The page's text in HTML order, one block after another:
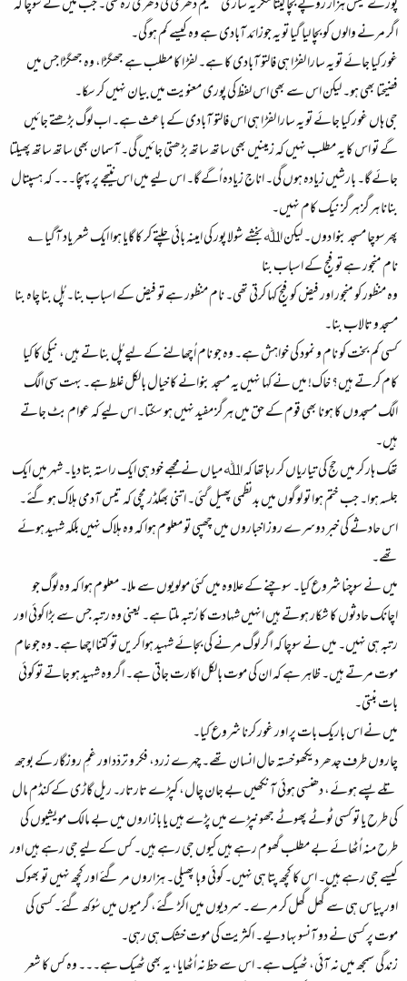
پورے تیس ہزار روپے بچا لیتا مگر یہ ساری سکیم دھری کی دھری رہ گئی۔ جب میں نے سوچا کہ
اگر مرنے والوں کو بچا لیا گیا تو یہ جوزائد آبادی ہے وہ کیسے کم ہو گی۔
غور کیا جائے تو یہ سارا لفڑا ہی فالتو آبادی کا ہے۔ لفڑا کا مطلب ہے جھگڑا، وہ جھگڑا جس میں
فضیحتا بھی ہو۔ لیکن اس سے بھی اس لفظ کی پوری معنویت میں بیان نہیں کر سکا۔
جی ہاں غور کیا جائے تو یہ سارا لفڑا ہی اس فالتو آبادی کے باعث ہے۔ اب لوگ بڑھتے جائیں
گے تو اس کا یہ مطلب نہیں کہ زمینیں بھی ساتھ ساتھ بڑھتی جائیں گی۔ آسمان بھی ساتھ ساتھ پھیلتا
جائے گا۔ بارشیں زیادہ ہوں گی۔ اناج زیادہ اُگے گا۔ اس لیے میں اس نتیجے پر پہنچا۔۔۔ کہ ہسپتال
بنانا ہرگز ہرگز نیک کام نہیں۔
پھرسوچا مسجد بنوا دوں۔ لیکن اﷲ بخشے شولا پور کی امینہ بائی چلتے کر کا گایا ہوا ایک شعر یاد آگیا ؂
نام منجور ہے تو فیج کے اسباب بنا
وہ منظور کو منجور اور فیض کو فیج کہا کرتی تھی۔ نام منظور ہے تو فیض کے اسباب بنا۔ پُٖل بنا چاہ بنا
مسجد و تالاب بنا۔
کسی کم بخت کو نام و نمود کی خواہش ہے۔ وہ جو نام اُچھالنے کے لیے پُل بناتے ہیں، نیکی کا کیا
کام کرتے ہیں؟ خاک! میں نے کہا نہیں یہ مسجد بنوانے کا خیال بالکل غلط ہے۔ بہت سی الگ
الگ مسجدوں کا ہونا بھی قوم کے حق میں ہرگز مفید نہیں ہو سکتا۔ اس لیے کہ عوام بٹ جاتے
ہیں۔
تھک ہار کر میں حج کی تیاریاں کر رہا تھا کہ اﷲ میاں نے مجھے خود ہی ایک راستہ بتا دیا۔ شہر میں ایک
جلسہ ہوا۔ جب ختم ہوا تو لوگوں میں بدنظمی پھیل گئی۔ اتنی بھگڈر مچی کہ تیس آدمی ہلاک ہو گئے۔
اس حادثے کی خبر دوسرے روز اخباروں میں چھپی تو معلوم ہوا کہ وہ ہلاک نہیں بلکہ شہید ہوئے
تھے۔
میں نے سوچنا شروع کیا۔ سوچنے کے علاوہ میں کئی مولویوں سے ملا۔ معلوم ہوا کہ وہ لوگ جو
اچانک حادثوں کا شکار ہوتے ہیں انہیں شہادت کا رُتبہ ملتا ہے۔ یعنی وہ رتبہ جس سے بڑا کوئی اور
رتبہ ہی نہیں۔ میں نے سوچا کہ اگر لوگ مرنے کی بجائے شہید ہوا کریں تو کتنا اچھا ہے۔ وہ جو عام
موت مرتے ہیں۔ ظاہر ہے کہ ان کی موت بالکل اکارت جاتی ہے۔ اگر وہ شہید ہو جاتے تو کوئی
بات بنتی۔
میں نے اس باریک بات پر اور غور کرنا شروع کیا۔
چاروں طرف جدھر دیکھو خستہ حال انسان تھے۔ چہرے زرد، فکر و تردّد اور غمِ روزگار کے بوجھ
تلے پسے ہوئے، دھنسی ہوئی آنکھیں بے جان چال، کپڑے تارتار۔ ریل گاڑی کے کنڈم مال
کی طرح یا تو کسی ٹوٹے پھوٹے جھونپڑے میں پڑے ہیں یا بازاروں میں بے مالک مویشیوں کی
طرح منہ اُٹھائے بے مطلب گھوم رہے ہیں کیوں جی رہے ہیں۔ کس کے لیے جی رہے ہیں اور
کیسے جی رہے ہیں۔ اس کا کچھ پتا ہی نہیں۔ کوئی وبا پھیلی۔ ہزاروں مر گئے اور کچھ نہیں تو بھوک
اور پیاس ہی سے گھل گھل کر مرے۔ سردیوں میں اکڑ گئے، گرمیوں میں سُوکھ گئے۔ کسی کی
موت پر کسی نے دو آنسو بہا دیے۔ اکثریت کی موت خشک ہی رہی۔
زندگی سمجھ میں نہ آئی، ٹھیک ہے۔ اس سے حظ نہ اُٹھایا، یہ بھی ٹھیک ہے۔۔۔ وہ کس کا شعر